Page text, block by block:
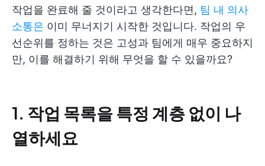
작업을 완료해 줄 것이라고 생각한다면, 팀 내 의사
소통은 이미 무너지기 시작한 것입니다. 작업의 우
선순위를 정하는 것은 고성과 팀에게 매우 중요하지
만, 이를 해결하기 위해 무엇을 할 수 있을까요?
1. 작업 목록을 특정 계층 없이 나
열하세요